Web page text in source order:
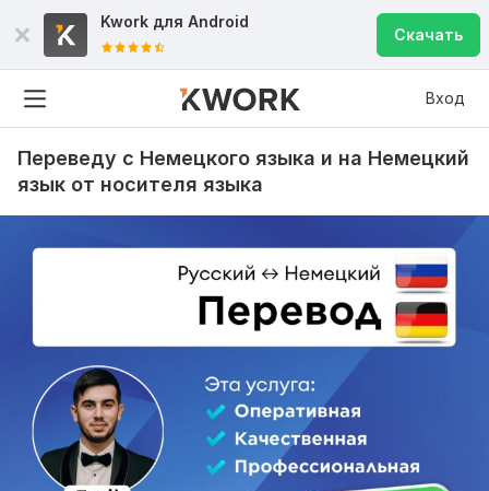
Kwork для Android
Скачать
Вход
Переведу с Немецкого языка и на Немецкий
язык от носителя языка
Рейтинги по критериям
Скорость
Качество
Коммуникация